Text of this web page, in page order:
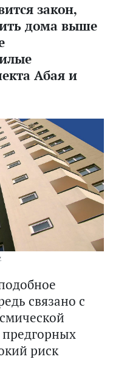
закон,
дома выше
Абая и
связано с
предгорных
риск